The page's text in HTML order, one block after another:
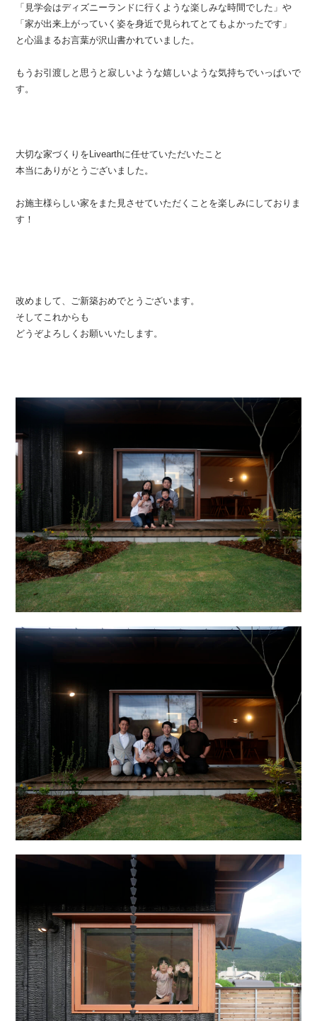
「見学会はディズニーランドに行くような楽しみな時間でした」や
「家が出来上がっていく姿を身近で見られてとてもよかったです」
と心温まるお言葉が沢山書かれていました。
もうお引渡しと思うと寂しいような嬉しいような気持ちでいっぱいで
す。
大切な家づくりをLivearthに任せていただいたこと
本当にありがとうございました。
お施主様らしい家をまた見させていただくことを楽しみにしておりま
す！
改めまして、ご新築おめでとうございます。
そしてこれからも
どうぞよろしくお願いいたします。